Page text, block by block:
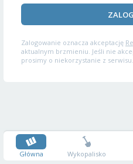
Zalogowanie oznacza akceptację
aktualnym brzmieniu. Jeśli nie
prosimy o niekorzystanie z serwisu.
Główna Wykopalisko